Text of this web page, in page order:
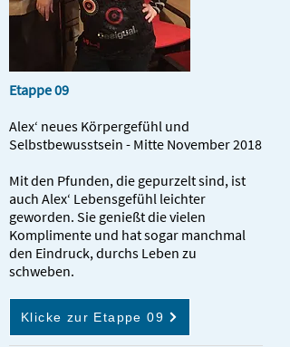
Etappe 09
Alex‘ neues Körpergefühl und
Selbstbewusstsein - Mitte November 2018
Mit den Pfunden, die gepurzelt sind, ist
auch Alex‘ Lebensgefühl leichter
geworden. Sie genießt die vielen
Komplimente und hat sogar manchmal
den Eindruck, durchs Leben zu
schweben.
Klicke zur Etappe 09